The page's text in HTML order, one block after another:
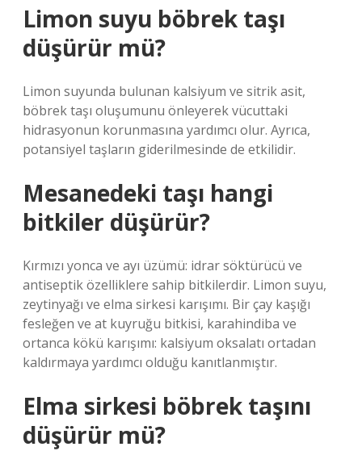
Limon suyu böbrek taşı
düşürür mü?
Limon suyunda bulunan kalsiyum ve sitrik asit,
böbrek taşı oluşumunu önleyerek vücuttaki
hidrasyonun korunmasına yardımcı olur. Ayrıca,
potansiyel taşların giderilmesinde de etkilidir.
Mesanedeki taşı hangi
bitkiler düşürür?
Kırmızı yonca ve ayı üzümü: idrar söktürücü ve
antiseptik özelliklere sahip bitkilerdir. Limon suyu,
zeytinyağı ve elma sirkesi karışımı. Bir çay kaşığı
fesleğen ve at kuyruğu bitkisi, karahindiba ve
ortanca kökü karışımı: kalsiyum oksalatı ortadan
kaldırmaya yardımcı olduğu kanıtlanmıştır.
Elma sirkesi böbrek taşını
düşürür mü?